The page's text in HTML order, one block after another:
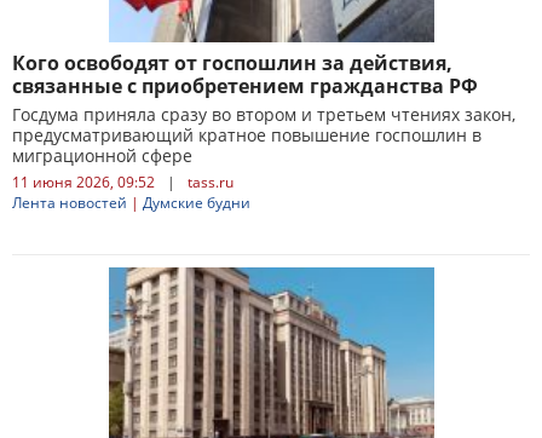
Кого освободят от госпошлин за действия,
связанные с приобретением гражданства РФ
Госдума приняла сразу во втором и третьем чтениях закон,
предусматривающий кратное повышение госпошлин в
миграционной сфере
11 июня 2026, 09:52 |
tass.ru
Лента новостей | Думские будни